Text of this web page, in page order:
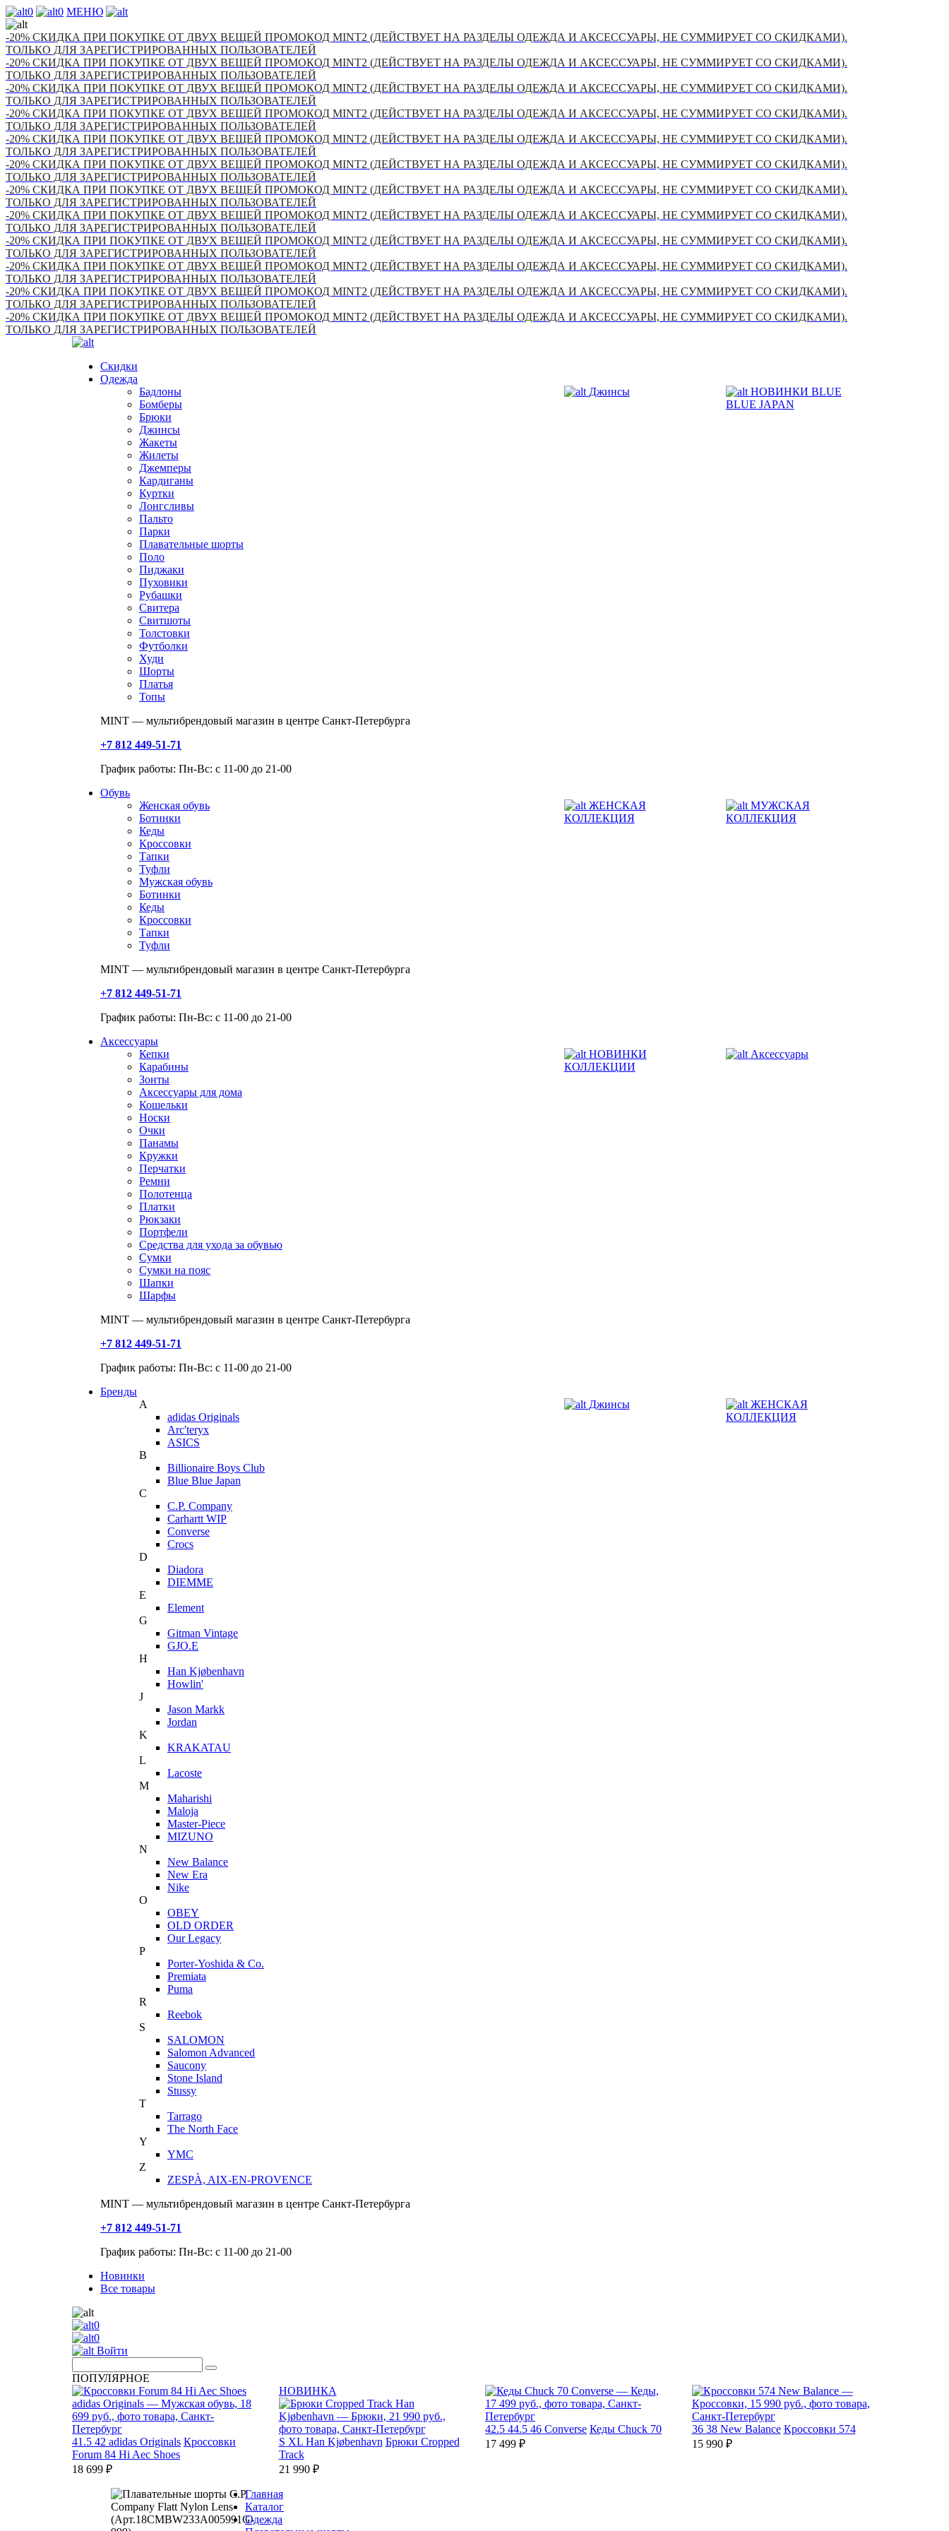
0 0 МЕНЮ
-20% СКИДКА ПРИ ПОКУПКЕ ОТ ДВУХ ВЕЩЕЙ ПРОМОКОД MINT2 (ДЕЙСТВУЕТ НА РАЗДЕЛЫ ОДЕЖДА И АКСЕССУАРЫ, НЕ СУММИРУЕТ СО СКИДКАМИ).
ТОЛЬКО ДЛЯ ЗАРЕГИСТРИРОВАННЫХ ПОЛЬЗОВАТЕЛЕЙ
-20% СКИДКА ПРИ ПОКУПКЕ ОТ ДВУХ ВЕЩЕЙ ПРОМОКОД MINT2 (ДЕЙСТВУЕТ НА РАЗДЕЛЫ ОДЕЖДА И АКСЕССУАРЫ, НЕ СУММИРУЕТ СО СКИДКАМИ).
ТОЛЬКО ДЛЯ ЗАРЕГИСТРИРОВАННЫХ ПОЛЬЗОВАТЕЛЕЙ
-20% СКИДКА ПРИ ПОКУПКЕ ОТ ДВУХ ВЕЩЕЙ ПРОМОКОД MINT2 (ДЕЙСТВУЕТ НА РАЗДЕЛЫ ОДЕЖДА И АКСЕССУАРЫ, НЕ СУММИРУЕТ СО СКИДКАМИ).
ТОЛЬКО ДЛЯ ЗАРЕГИСТРИРОВАННЫХ ПОЛЬЗОВАТЕЛЕЙ
-20% СКИДКА ПРИ ПОКУПКЕ ОТ ДВУХ ВЕЩЕЙ ПРОМОКОД MINT2 (ДЕЙСТВУЕТ НА РАЗДЕЛЫ ОДЕЖДА И АКСЕССУАРЫ, НЕ СУММИРУЕТ СО СКИДКАМИ).
ТОЛЬКО ДЛЯ ЗАРЕГИСТРИРОВАННЫХ ПОЛЬЗОВАТЕЛЕЙ
-20% СКИДКА ПРИ ПОКУПКЕ ОТ ДВУХ ВЕЩЕЙ ПРОМОКОД MINT2 (ДЕЙСТВУЕТ НА РАЗДЕЛЫ ОДЕЖДА И АКСЕССУАРЫ, НЕ СУММИРУЕТ СО СКИДКАМИ).
ТОЛЬКО ДЛЯ ЗАРЕГИСТРИРОВАННЫХ ПОЛЬЗОВАТЕЛЕЙ
-20% СКИДКА ПРИ ПОКУПКЕ ОТ ДВУХ ВЕЩЕЙ ПРОМОКОД MINT2 (ДЕЙСТВУЕТ НА РАЗДЕЛЫ ОДЕЖДА И АКСЕССУАРЫ, НЕ СУММИРУЕТ СО СКИДКАМИ).
ТОЛЬКО ДЛЯ ЗАРЕГИСТРИРОВАННЫХ ПОЛЬЗОВАТЕЛЕЙ
-20% СКИДКА ПРИ ПОКУПКЕ ОТ ДВУХ ВЕЩЕЙ ПРОМОКОД MINT2 (ДЕЙСТВУЕТ НА РАЗДЕЛЫ ОДЕЖДА И АКСЕССУАРЫ, НЕ СУММИРУЕТ СО СКИДКАМИ).
ТОЛЬКО ДЛЯ ЗАРЕГИСТРИРОВАННЫХ ПОЛЬЗОВАТЕЛЕЙ
-20% СКИДКА ПРИ ПОКУПКЕ ОТ ДВУХ ВЕЩЕЙ ПРОМОКОД MINT2 (ДЕЙСТВУЕТ НА РАЗДЕЛЫ ОДЕЖДА И АКСЕССУАРЫ, НЕ СУММИРУЕТ СО СКИДКАМИ).
ТОЛЬКО ДЛЯ ЗАРЕГИСТРИРОВАННЫХ ПОЛЬЗОВАТЕЛЕЙ
-20% СКИДКА ПРИ ПОКУПКЕ ОТ ДВУХ ВЕЩЕЙ ПРОМОКОД MINT2 (ДЕЙСТВУЕТ НА РАЗДЕЛЫ ОДЕЖДА И АКСЕССУАРЫ, НЕ СУММИРУЕТ СО СКИДКАМИ).
ТОЛЬКО ДЛЯ ЗАРЕГИСТРИРОВАННЫХ ПОЛЬЗОВАТЕЛЕЙ
-20% СКИДКА ПРИ ПОКУПКЕ ОТ ДВУХ ВЕЩЕЙ ПРОМОКОД MINT2 (ДЕЙСТВУЕТ НА РАЗДЕЛЫ ОДЕЖДА И АКСЕССУАРЫ, НЕ СУММИРУЕТ СО СКИДКАМИ).
ТОЛЬКО ДЛЯ ЗАРЕГИСТРИРОВАННЫХ ПОЛЬЗОВАТЕЛЕЙ
-20% СКИДКА ПРИ ПОКУПКЕ ОТ ДВУХ ВЕЩЕЙ ПРОМОКОД MINT2 (ДЕЙСТВУЕТ НА РАЗДЕЛЫ ОДЕЖДА И АКСЕССУАРЫ, НЕ СУММИРУЕТ СО СКИДКАМИ).
ТОЛЬКО ДЛЯ ЗАРЕГИСТРИРОВАННЫХ ПОЛЬЗОВАТЕЛЕЙ
-20% СКИДКА ПРИ ПОКУПКЕ ОТ ДВУХ ВЕЩЕЙ ПРОМОКОД MINT2 (ДЕЙСТВУЕТ НА РАЗДЕЛЫ ОДЕЖДА И АКСЕССУАРЫ, НЕ СУММИРУЕТ СО СКИДКАМИ).
ТОЛЬКО ДЛЯ ЗАРЕГИСТРИРОВАННЫХ ПОЛЬЗОВАТЕЛЕЙ
Скидки
Одежда
Бадлоны
Бомберы
Брюки
Джинсы
Жакеты
Жилеты
Джемперы
Кардиганы
Куртки
Лонгсливы
Пальто
Парки
Плавательные шорты
Поло
Пиджаки
Пуховики
Рубашки
Свитера
Свитшоты
Толстовки
Футболки
Худи
Шорты
Платья
Топы
Джинсы
НОВИНКИ BLUE
BLUE JAPAN
MINT — мультибрендовый магазин в центре Санкт-Петербурга
+7 812 449-51-71
График работы: Пн-Вс: с 11-00 до 21-00
Обувь
Женская обувь
Ботинки
Кеды
Кроссовки
Тапки
Туфли
Мужская обувь
Ботинки
Кеды
Кроссовки
Тапки
Туфли
ЖЕНСКАЯ
КОЛЛЕКЦИЯ
МУЖСКАЯ
КОЛЛЕКЦИЯ
MINT — мультибрендовый магазин в центре Санкт-Петербурга
+7 812 449-51-71
График работы: Пн-Вс: с 11-00 до 21-00
Аксессуары
Кепки
Карабины
Зонты
Аксессуары для дома
Кошельки
Носки
Очки
Панамы
Кружки
Перчатки
Ремни
Полотенца
Платки
Рюкзаки
Портфели
Средства для ухода за обувью
Сумки
Сумки на пояс
Шапки
Шарфы
НОВИНКИ
КОЛЛЕКЦИИ
Аксессуары
MINT — мультибрендовый магазин в центре Санкт-Петербурга
+7 812 449-51-71
График работы: Пн-Вс: с 11-00 до 21-00
Бренды
A
adidas Originals
Arc'teryx
ASICS
B
Billionaire Boys Club
Blue Blue Japan
C
C.P. Company
Carhartt WIP
Converse
Crocs
D
Diadora
DIEMME
E
Element
G
Gitman Vintage
GJO.E
H
Han Kjøbenhavn
Howlin'
J
Jason Markk
Jordan
K
KRAKATAU
L
Lacoste
M
Maharishi
Maloja
Master-Piece
MIZUNO
N
New Balance
New Era
Nike
O
OBEY
OLD ORDER
Our Legacy
P
Porter-Yoshida & Co.
Premiata
Puma
R
Reebok
S
SALOMON
Salomon Advanced
Saucony
Stone Island
Stussy
T
Tarrago
The North Face
Y
YMC
Z
ZESPÀ, AIX-EN-PROVENCE
Джинсы
ЖЕНСКАЯ
КОЛЛЕКЦИЯ
MINT — мультибрендовый магазин в центре Санкт-Петербурга
+7 812 449-51-71
График работы: Пн-Вс: с 11-00 до 21-00
Новинки
Все товары
0
0
Войти
ПОПУЛЯРНОЕ
41.5 42 adidas Originals Кроссовки
Forum 84 Hi Aec Shoes
18 699 ₽
НОВИНКА
S XL Han Kjøbenhavn Брюки Cropped
Track
21 990 ₽
42.5 44.5 46 Converse Кеды Chuck 70
17 499 ₽
36 38 New Balance Кроссовки 574
15 990 ₽
Главная
Каталог
Одежда